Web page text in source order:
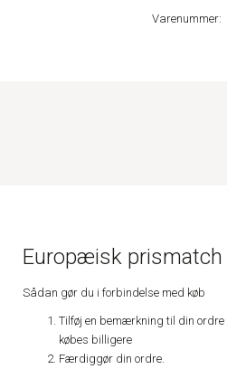
Varenummer:
Europæisk prismatch
Sådan gør du i forbindelse med køb
Tilføj en bemærkning til din
købes billigere
Færdiggør din ordre.